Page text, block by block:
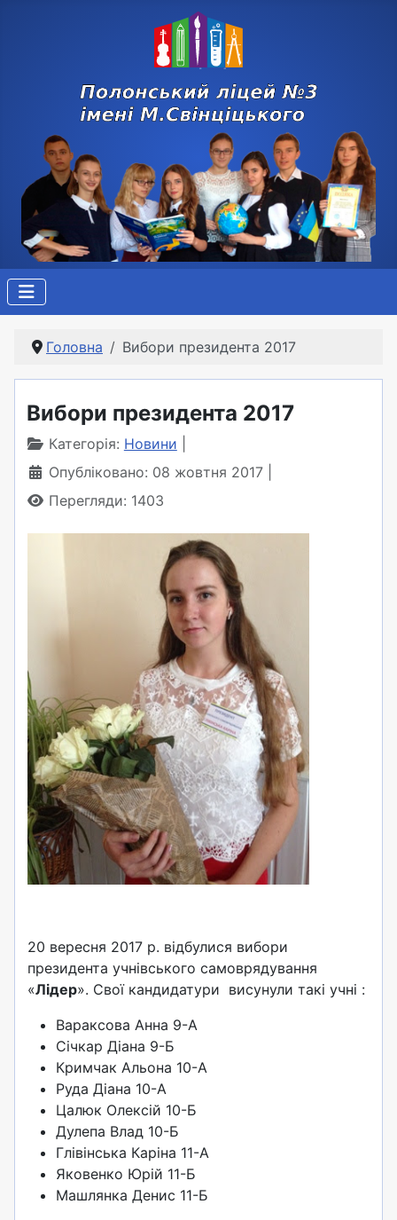
Головна Вибори президента 2017
Вибори президента 2017
Категорія: Новини
Опубліковано: 08 жовтня 2017
Перегляди: 1403
20 вересня 2017 р. відбулися вибори
президента учнівського самоврядування
«Лідер». Свої кандидатури висунули такі учні :
Вараксова Анна 9-А
Січкар Діана 9-Б
Кримчак Альона 10-А
Руда Діана 10-А
Цалюк Олексій 10-Б
Дулепа Влад 10-Б
Глівінська Каріна 11-А
Яковенко Юрій 11-Б
Машлянка Денис 11-Б